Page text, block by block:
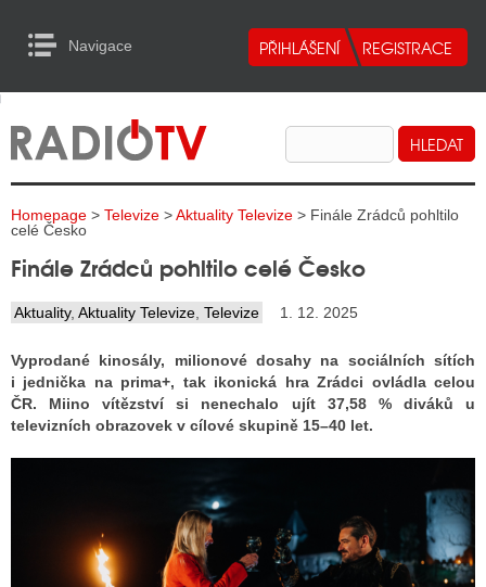
Navigace
RADIA
TELEVIZE
INTERNET
TISK
RÁDIÍ
RÁDIÍ
to Content
Homepage > Televize >Aktuality Televize > Finále Zrádců pohltilo
celé Česko
Finále Zrádců pohltilo celé Česko
Aktuality, Aktuality Televize Televize 1. 12. 2025
Vyprodané kinosály, milionové dosahy na sociálních sítích
i jednička na prima+, tak ikonická hra Zrádci ovládla celou
ČR.
Miino vítězství si nenechalo ujít 37,58 % diváků u
televizních obrazovek v cílové skupině 15–40 let.